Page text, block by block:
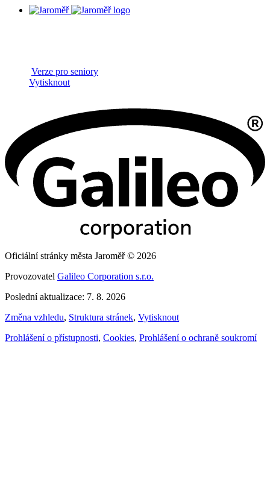
Verze pro seniory
Vytisknout
Oficiální stránky města Jaroměř © 2026
Provozovatel Galileo Corporation s.r.o.
Poslední aktualizace: 7. 8. 2026
Změna vzhledu, Struktura stránek, Vytisknout
Prohlášení o přístupnosti, Cookies, Prohlášení o ochraně soukromí